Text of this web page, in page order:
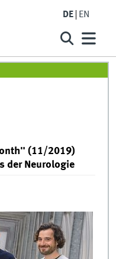
DE EN
(11/2019)
der Neurologie